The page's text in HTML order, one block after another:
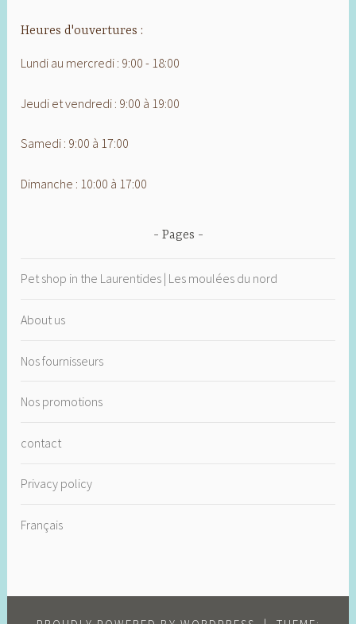
Heures d'ouvertures :
Lundi au mercredi : 9:00 - 18:00
Jeudi et vendredi : 9:00 à 19:00
Samedi : 9:00 à 17:00
Dimanche : 10:00 à 17:00
Pages
Pet shop in the Laurentides | Les moulées du nord
About us
Nos fournisseurs
Nos promotions
contact
Privacy policy
Français